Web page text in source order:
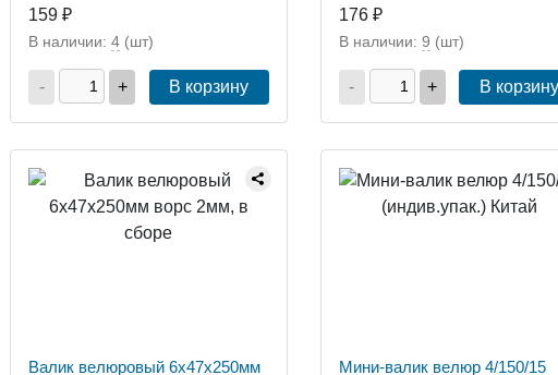
159 ₽
В наличии: 4 (шт)
- + В корзину
176 ₽
В наличии: 9 (шт)
- + В корзину
Валик велюровый 6x47x250мм
Мини-валик велюр 4/150/15